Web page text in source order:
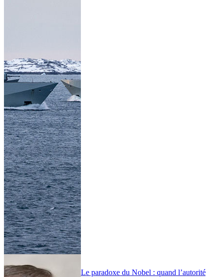
Le paradoxe du Nobel : quand l’autorité